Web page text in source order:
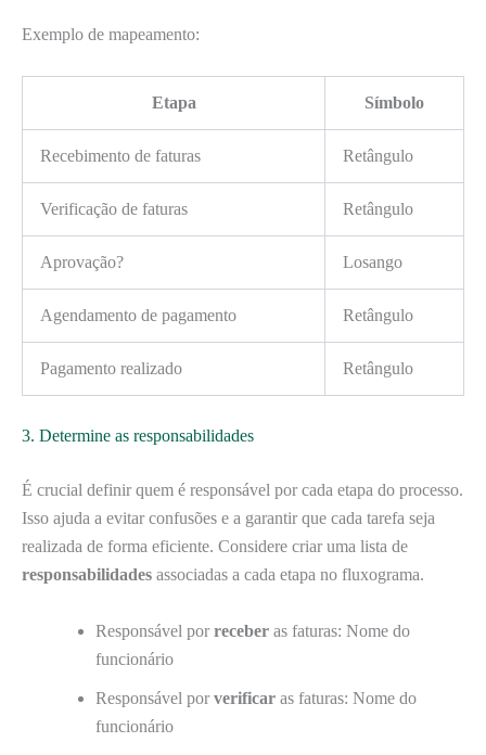
Exemplo de mapeamento:
Etapa Símbolo
Recebimento de faturas Retângulo
Verificação de faturas Retângulo
Aprovação? Losango
Agendamento de pagamento Retângulo
Pagamento realizado Retângulo
3. Determine as responsabilidades
É crucial definir quem é responsável por cada etapa do processo.
Isso ajuda a evitar confusões e a garantir que cada tarefa seja
realizada de forma eficiente. Considere criar uma lista de
responsabilidades associadas a cada etapa no fluxograma.
Responsável por receber as faturas: Nome do
funcionário
Responsável por verificar as faturas: Nome do
funcionário